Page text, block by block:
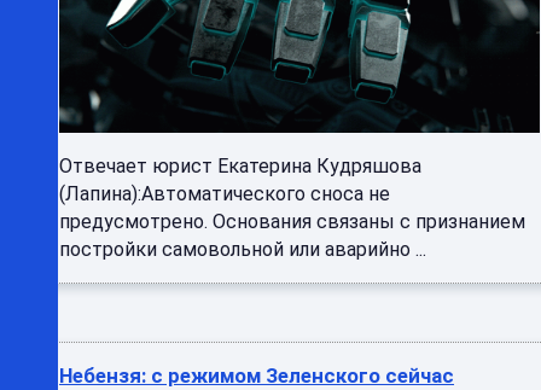
Отвечает юрист Екатерина Кудряшова
(Лапина):Автоматического сноса не
предусмотрено. Основания связаны с признанием
постройки самовольной или аварийно ...
Небензя: с режимом Зеленского сейчас